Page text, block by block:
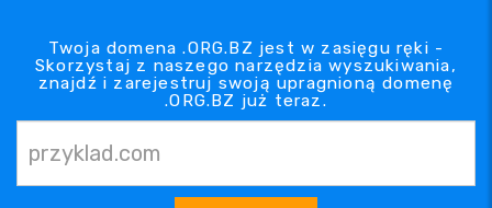
Twoja domena .ORG.BZ jest w zasięgu ręki -
Skorzystaj z naszego narzędzia wyszukiwania,
znajdź i zarejestruj swoją upragnioną domenę
.ORG.BZ już teraz.